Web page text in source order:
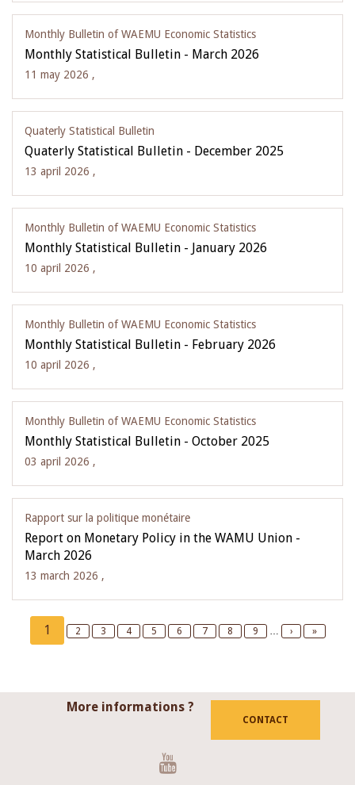
Monthly Bulletin of WAEMU Economic Statistics
Monthly Statistical Bulletin - March 2026
11 may 2026 ,
Quaterly Statistical Bulletin
Quaterly Statistical Bulletin - December 2025
13 april 2026 ,
Monthly Bulletin of WAEMU Economic Statistics
Monthly Statistical Bulletin - January 2026
10 april 2026 ,
Monthly Bulletin of WAEMU Economic Statistics
Monthly Statistical Bulletin - February 2026
10 april 2026 ,
Monthly Bulletin of WAEMU Economic Statistics
Monthly Statistical Bulletin - October 2025
03 april 2026 ,
Rapport sur la politique monétaire
Report on Monetary Policy in the WAMU Union -
March 2026
13 march 2026 ,
Pagination
Current
page
1 Page
2 Page
3 Page
4 Page
5 Page
6 Page
7 Page
8 Page
9 …
Next
›
Last
»
More informations ?
CONTACT